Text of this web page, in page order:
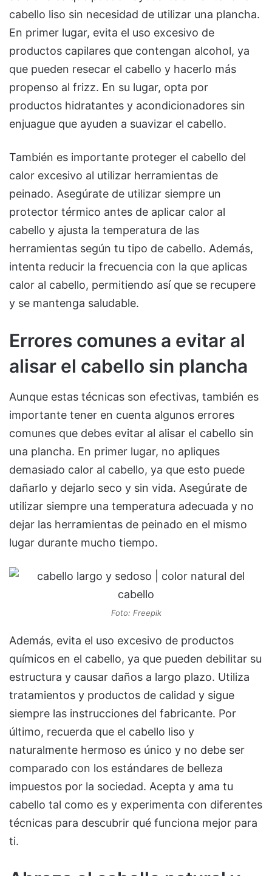
cabello liso sin necesidad de utilizar una plancha.
En primer lugar, evita el uso excesivo de
productos capilares que contengan alcohol, ya
que pueden resecar el cabello y hacerlo más
propenso al frizz. En su lugar, opta por
productos hidratantes y acondicionadores sin
enjuague que ayuden a suavizar el cabello.
También es importante proteger el cabello del
calor excesivo al utilizar herramientas de
peinado. Asegúrate de utilizar siempre un
protector térmico antes de aplicar calor al
cabello y ajusta la temperatura de las
herramientas según tu tipo de cabello. Además,
intenta reducir la frecuencia con la que aplicas
calor al cabello, permitiendo así que se recupere
y se mantenga saludable.
Errores comunes a evitar al
alisar el cabello sin plancha
Aunque estas técnicas son efectivas, también es
importante tener en cuenta algunos errores
comunes que debes evitar al alisar el cabello sin
una plancha. En primer lugar, no apliques
demasiado calor al cabello, ya que esto puede
dañarlo y dejarlo seco y sin vida. Asegúrate de
utilizar siempre una temperatura adecuada y no
dejar las herramientas de peinado en el mismo
lugar durante mucho tiempo.
Foto: Freepik
Además, evita el uso excesivo de productos
químicos en el cabello, ya que pueden debilitar su
estructura y causar daños a largo plazo. Utiliza
tratamientos y productos de calidad y sigue
siempre las instrucciones del fabricante. Por
último, recuerda que el cabello liso y
naturalmente hermoso es único y no debe ser
comparado con los estándares de belleza
impuestos por la sociedad. Acepta y ama tu
cabello tal como es y experimenta con diferentes
técnicas para descubrir qué funciona mejor para
ti.